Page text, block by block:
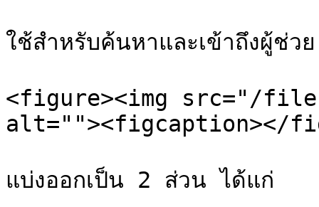
ใช้สำหรับค้นหาและเข้าถึงผู้ช่
<figure><img src="/files/
alt=""><figcaption></
แบ่งออกเป็น 2 ส่วน ได้แก่